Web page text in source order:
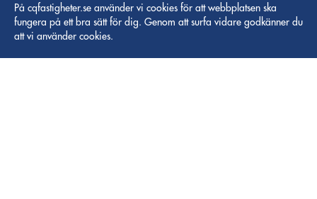
På cqfastigheter.se använder vi cookies för att webbplatsen ska
fungera på ett bra sätt för dig. Genom att surfa vidare godkänner du
att vi använder cookies.